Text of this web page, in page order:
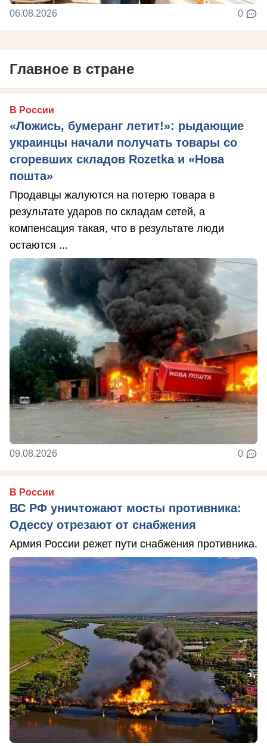
06.08.2026 0
Главное в стране
В России
«Ложись, бумеранг летит!»: рыдающие
украинцы начали получать товары со
сгоревших складов Rozetka и «Нова
пошта»
Продавцы жалуются на потерю товара в
результате ударов по складам сетей, а
компенсация такая, что в результате люди
остаются ...
09.08.2026 0
В России
ВС РФ уничтожают мосты противника:
Одессу отрезают от снабжения
Армия России режет пути снабжения противника.